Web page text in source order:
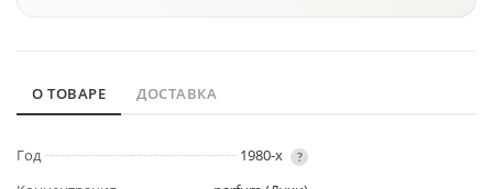
О ТОВАРЕ ДОСТАВКА
Год 1980-х ?